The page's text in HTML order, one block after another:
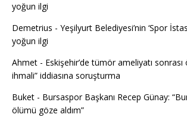
yoğun ilgi
Demetrius - Yeşilyurt Belediyesi’nin ‘Spor
yoğun ilgi
Ahmet - Eskişehir’de tümör ameliyatı
ihmali” iddiasına soruşturma
Buket - Bursaspor Başkanı Recep Günay:
ölümü göze aldım”